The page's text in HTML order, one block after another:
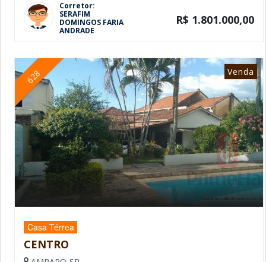
Corretor:
SERAFIM
DOMINGOS FARIA
ANDRADE
R$ 1.801.000,00
628 Venda
Casa Térrea
CENTRO